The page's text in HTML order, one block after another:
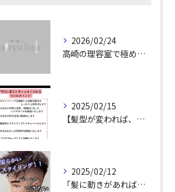
2026/02/24
高崎の理容室で極めるメンズカット技術
2025/02/15
【髪型が変われば、人生が変わる。
2025/02/12
「髪に動きがあれば印象は変わる！」